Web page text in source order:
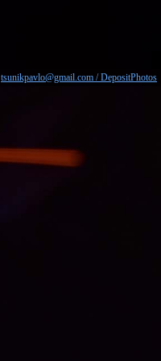
tsunikpavlo@gmail.com / DepositPhotos